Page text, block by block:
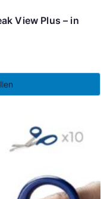
View Plus – in